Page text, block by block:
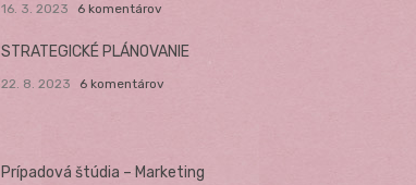
16. 3. 2023 6 komentárov
STRATEGICKÉ PLÁNOVANIE
22. 8. 2023 6 komentárov
Prípadová štúdia – Marketing